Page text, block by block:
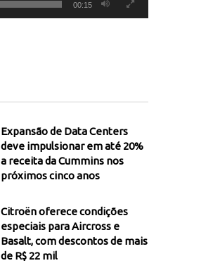
00:15
Expansão de Data Centers
deve impulsionar em até 20%
a receita da Cummins nos
próximos cinco anos
Citroën oferece condições
especiais para Aircross e
Basalt, com descontos de mais
de R$ 22 mil